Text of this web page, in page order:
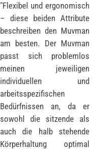
"Flexibel und ergonomisch
– diese beiden Attribute
beschreiben den Muvman
am besten. Der Muvman
passt sich problemlos
meinen jeweiligen
individuellen und
arbeitsspezifischen
Bedürfnissen an, da er
sowohl die sitzende als
auch die halb stehende
Körperhaltung optimal